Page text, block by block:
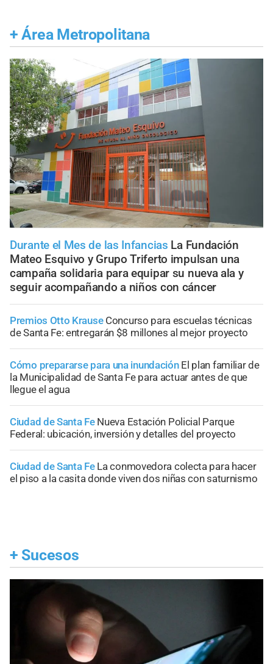
+ Área Metropolitana
Durante el Mes de las Infancias La Fundación
Mateo Esquivo y Grupo Triferto impulsan una
campaña solidaria para equipar su nueva ala y
seguir acompañando a niños con cáncer
Premios Otto Krause Concurso para escuelas técnicas
de Santa Fe: entregarán $8 millones al mejor proyecto
Cómo prepararse para una inundación El plan familiar de
la Municipalidad de Santa Fe para actuar antes de que
llegue el agua
Ciudad de Santa Fe Nueva Estación Policial Parque
Federal: ubicación, inversión y detalles del proyecto
Ciudad de Santa Fe La conmovedora colecta para hacer
el piso a la casita donde viven dos niñas con saturnismo
+ Sucesos